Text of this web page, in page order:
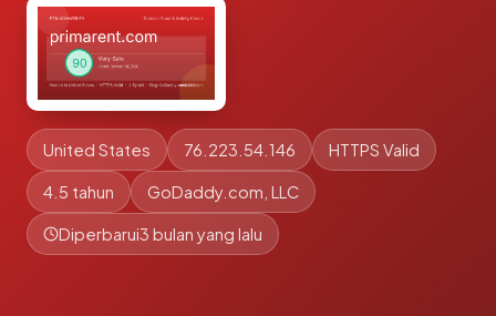
United States 76.223.54.146 HTTPS Valid
4.5 tahun GoDaddy.com, LLC
Diperbarui3 bulan yang lalu